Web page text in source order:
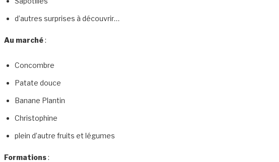
d’autres surprises à découvrir…
Au marché:
Concombre
Patate douce
Banane Plantin
Christophine
plein d’autre fruits et légumes
Formations: